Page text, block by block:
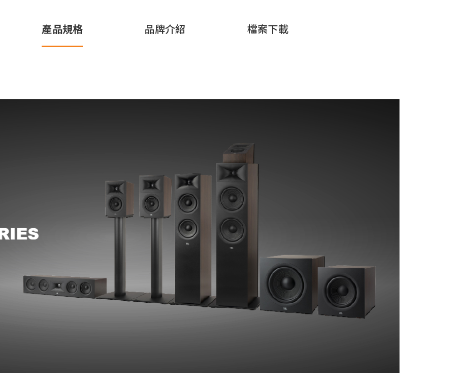
產品規格 品牌介紹 檔案下載